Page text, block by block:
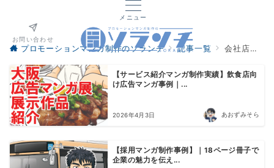
メニュー
お問い合わせ
プロモーションマンガ制作のソランチ 記事一覧 会社店舗紹介
【サービス紹介マンガ制作実績】飲食店向
け広告マンガ事例｜...
2026年4月3日 あおずみそら
【採用マンガ制作事例】｜18ページ冊子で
企業の魅力を伝え...